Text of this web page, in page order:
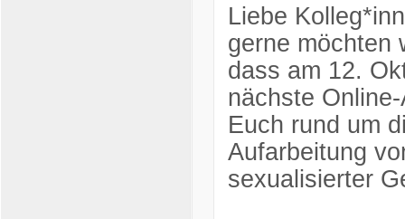
Liebe
gerne möchten
dass am 12.
nächste
Euch rund um
Aufarbeitung
sexualisierter